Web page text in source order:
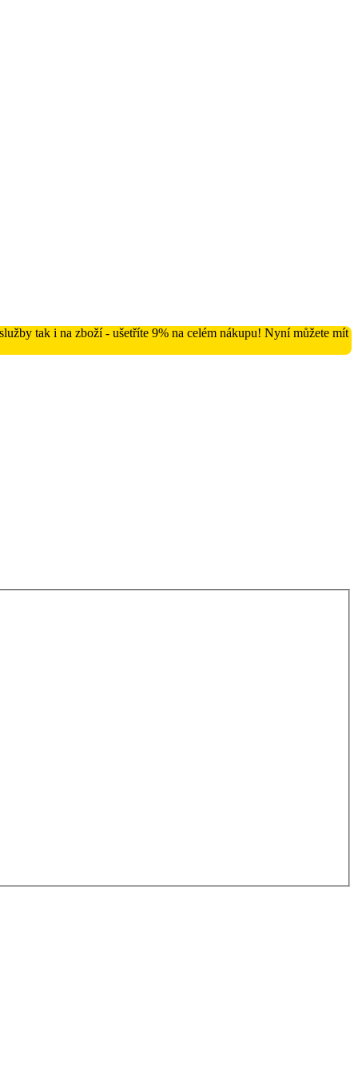
tak i na zboží - ušetříte 9% na celém nákupu! Nyní můžete mít